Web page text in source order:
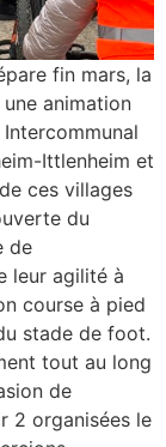
fin mars, la
animation
Ittlenheim et
ces villages
du
de
leur agilité à
course à pied
stade de foot.
tout au long
de
2 organisées le